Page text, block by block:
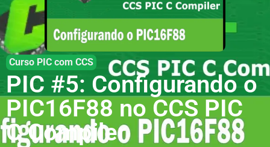
Curso PIC com CCS
PIC #5: Configurando o
PIC16F88 no CCS PIC
C Compiler